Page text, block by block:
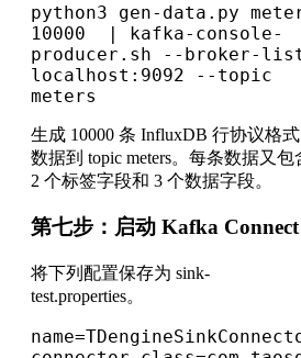
python3 gen-data.py
10000  | kafka-console-
producer.sh --broker-
localhost:9092 --topic
meters
生成 10000 条 InfluxDB 行协议格
数据到 topic meters。每条数据又包
2 个标签字段和 3 个数据字段。
第七步：启动 Kafka Connect
将下列配置保存为 sink-
test.properties。